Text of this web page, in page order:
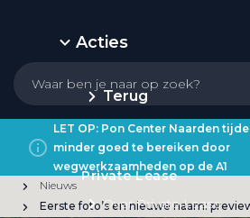
Acties
Terug
Private Lease
Over Private Lease
LET OP: Pon Center Naarden
minder goed te bereiken door
wegwerkzaamheden op de A1
Nieuws
Eerste foto’s en nieuwe naam: preview van de